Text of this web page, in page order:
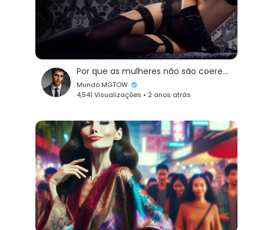
Por que as mulheres não são coerentes?
Mundo MGTOW
4,541 Visualizações • 2 anos atrás